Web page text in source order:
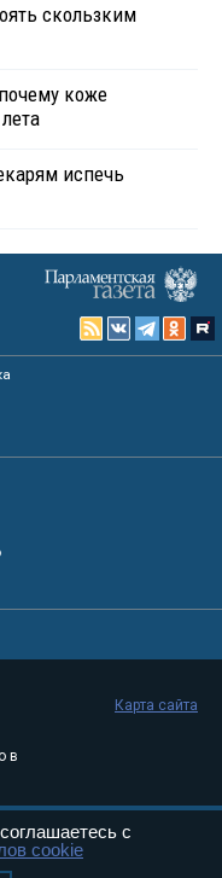
скользким
коже
испечь
в
Карта сайта
с
cookie